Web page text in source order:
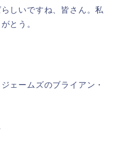
しいですね、皆さん。私
とう。
ェームズのブライアン・